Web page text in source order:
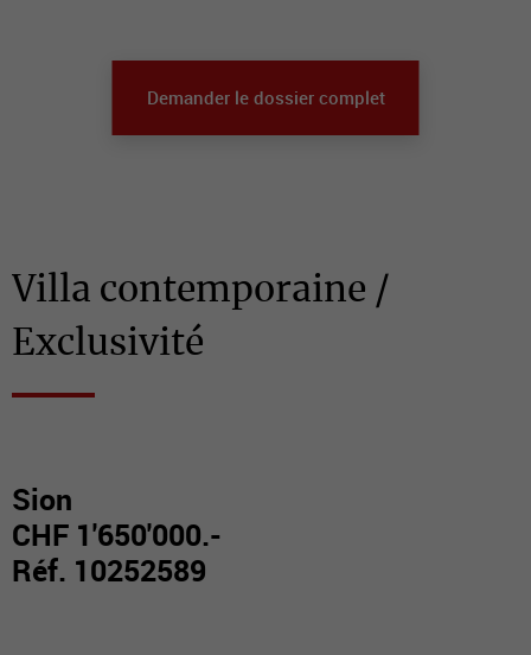
Villa contemporaine /
Exclusivité
Sion
CHF 1'650'000.-
Réf. 10252589
Demander le dossier complet